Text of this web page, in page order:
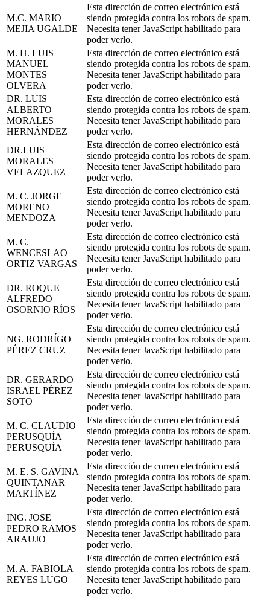
M.C. MARIO
MEJIA UGALDE
Esta dirección de correo electrónico está
siendo protegida contra los robots de spam.
Necesita tener JavaScript habilitado para
poder verlo.
M. H. LUIS
MANUEL
MONTES
OLVERA
Esta dirección de correo electrónico está
siendo protegida contra los robots de spam.
Necesita tener JavaScript habilitado para
poder verlo.
DR. LUIS
ALBERTO
MORALES
HERNÁNDEZ
Esta dirección de correo electrónico está
siendo protegida contra los robots de spam.
Necesita tener JavaScript habilitado para
poder verlo.
DR.LUIS
MORALES
VELAZQUEZ
Esta dirección de correo electrónico está
siendo protegida contra los robots de spam.
Necesita tener JavaScript habilitado para
poder verlo.
M. C. JORGE
MORENO
MENDOZA
Esta dirección de correo electrónico está
siendo protegida contra los robots de spam.
Necesita tener JavaScript habilitado para
poder verlo.
M. C.
WENCESLAO
ORTIZ VARGAS
Esta dirección de correo electrónico está
siendo protegida contra los robots de spam.
Necesita tener JavaScript habilitado para
poder verlo.
DR. ROQUE
ALFREDO
OSORNIO RÍOS
Esta dirección de correo electrónico está
siendo protegida contra los robots de spam.
Necesita tener JavaScript habilitado para
poder verlo.
NG. RODRÍGO
PÉREZ CRUZ
Esta dirección de correo electrónico está
siendo protegida contra los robots de spam.
Necesita tener JavaScript habilitado para
poder verlo.
DR. GERARDO
ISRAEL PÉREZ
SOTO
Esta dirección de correo electrónico está
siendo protegida contra los robots de spam.
Necesita tener JavaScript habilitado para
poder verlo.
M. C. CLAUDIO
PERUSQUÍA
PERUSQUÍA
Esta dirección de correo electrónico está
siendo protegida contra los robots de spam.
Necesita tener JavaScript habilitado para
poder verlo.
M. E. S. GAVINA
QUINTANAR
MARTÍNEZ
Esta dirección de correo electrónico está
siendo protegida contra los robots de spam.
Necesita tener JavaScript habilitado para
poder verlo.
ING. JOSE
PEDRO RAMOS
ARAUJO
Esta dirección de correo electrónico está
siendo protegida contra los robots de spam.
Necesita tener JavaScript habilitado para
poder verlo.
M. A. FABIOLA
REYES LUGO
Esta dirección de correo electrónico está
siendo protegida contra los robots de spam.
Necesita tener JavaScript habilitado para
poder verlo.